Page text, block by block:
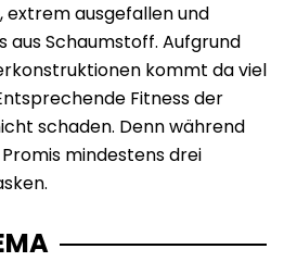
extrem ausgefallen und
Schaumstoff. Aufgrund
kommt da viel
Fitness der
schaden. Denn während
mindestens drei